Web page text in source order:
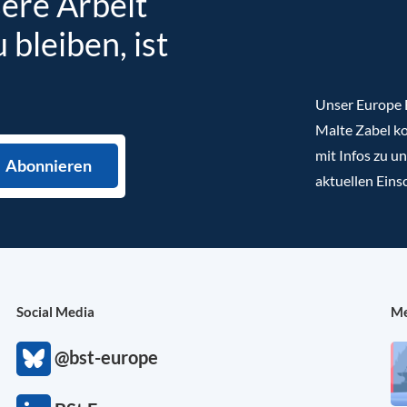
bleiben, ist
Unser
Malte Zabel
mit Infos zu
aktuellen
Social Media
@bst-europe